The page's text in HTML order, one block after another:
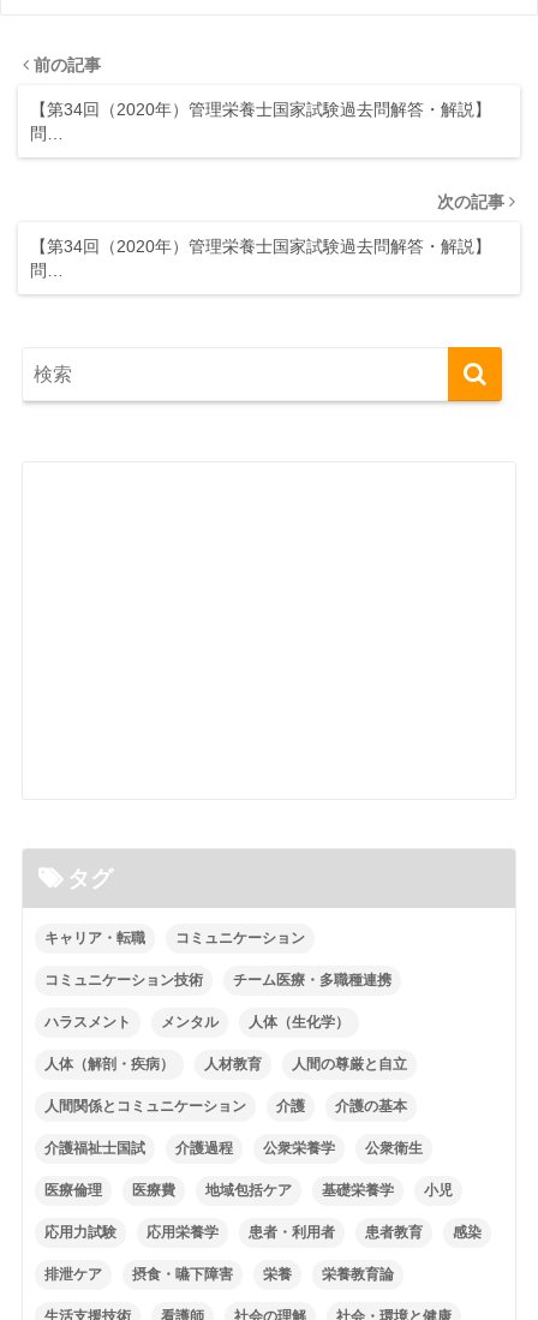
前の記事
【第34回（2020年）管理栄養士国家試験過去問解答・解説】
問…
次の記事
【第34回（2020年）管理栄養士国家試験過去問解答・解説】
問…
タグ
キャリア・転職 コミュニケーション
コミュニケーション技術 チーム医療・多職種連携
ハラスメント メンタル 人体（生化学）
人体（解剖・疾病） 人材教育 人間の尊厳と自立
人間関係とコミュニケーション 介護 介護の基本
介護福祉士国試 介護過程 公衆栄養学 公衆衛生
医療倫理 医療費 地域包括ケア 基礎栄養学 小児
応用力試験 応用栄養学 患者・利用者 患者教育 感染
排泄ケア 摂食・嚥下障害 栄養 栄養教育論
生活支援技術 看護師 社会の理解 社会・環境と健康